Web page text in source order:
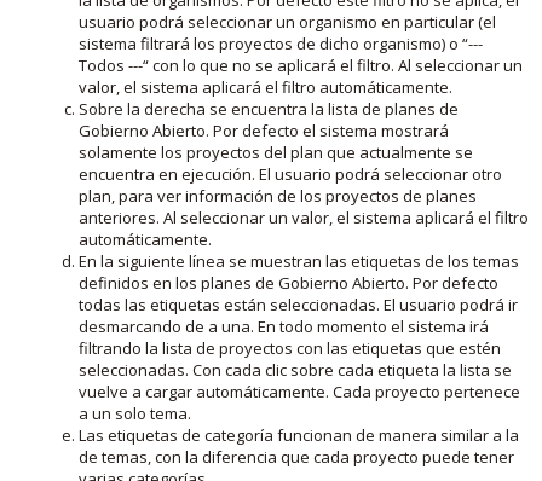
usuario podrá seleccionar un organismo en particular (el
sistema filtrará los proyectos de dicho organismo) o “---
Todos ---“ con lo que no se aplicará el filtro. Al seleccionar un
valor, el sistema aplicará el filtro automáticamente.
Sobre la derecha se encuentra la lista de planes de
Gobierno Abierto. Por defecto el sistema mostrará
solamente los proyectos del plan que actualmente se
encuentra en ejecución. El usuario podrá seleccionar otro
plan, para ver información de los proyectos de planes
anteriores. Al seleccionar un valor, el sistema aplicará el filtro
automáticamente.
En la siguiente línea se muestran las etiquetas de los temas
definidos en los planes de Gobierno Abierto. Por defecto
todas las etiquetas están seleccionadas. El usuario podrá ir
desmarcando de a una. En todo momento el sistema irá
filtrando la lista de proyectos con las etiquetas que estén
seleccionadas. Con cada clic sobre cada etiqueta la lista se
vuelve a cargar automáticamente. Cada proyecto pertenece
a un solo tema.
Las etiquetas de categoría funcionan de manera similar a la
de temas, con la diferencia que cada proyecto puede tener